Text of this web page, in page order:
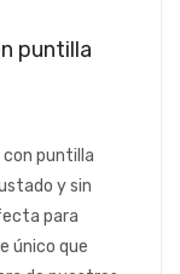
puntilla
con puntilla
y sin
para
único que